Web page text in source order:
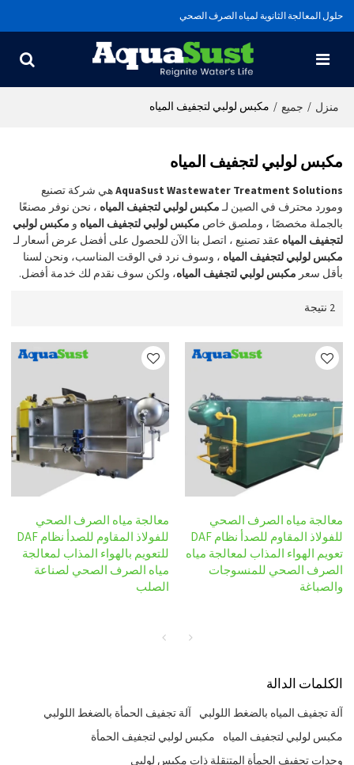
حلول المعالجة الثانوية لمياه الصرف الصحي
منزل / جميع / مكبس لولبي لتجفيف المياه
مكبس لولبي لتجفيف المياه
AquaSust Wastewater Treatment Solutionsهي شركة تصنيع
ومورد محترف في الصين لـمكبس لولبي لتجفيف المياه ، نحن نوفر مصنعًا
بالجملة مخصصًا ، وملصق خاص مكبس لولبي لتجفيف المياه و مكبس لولبي
لتجفيف المياه عقد تصنيع ، اتصل بنا الآن للحصول على أفضل عرض أسعار لـ
مكبس لولبي لتجفيف المياه ، وسوف نرد في الوقت المناسب، ونحن لسنا
بأقل سعر مكبس لولبي لتجفيف المياه، ولكن سوف نقدم لك خدمة أفضل.
2 نتيجة
معالجة مياه الصرف الصحي
للفولاذ المقاوم للصدأ نظام DAF
تعويم الهواء المذاب لمعالجة مياه
الصرف الصحي للمنسوجات
والصباغة
معالجة مياه الصرف الصحي
للفولاذ المقاوم للصدأ نظام DAF
للتعويم بالهواء المذاب لمعالجة
مياه الصرف الصحي لصناعة
الصلب
الكلمات الدالة
آلة تجفيف المياه بالضغط اللولبي آلة تجفيف الحمأة بالضغط اللولبي
مكبس لولبي لتجفيف المياه مكبس لولبي لتجفيف الحمأة
وحدات تجفيف الحمأة المتنقلة ذات مكبس لولبي